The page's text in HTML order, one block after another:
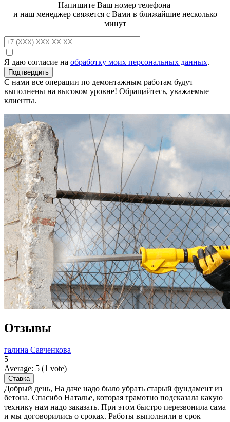
Напишите Ваш номер телефона
и наш менеджер свяжется с Вами в ближайшие несколько
минут
Я даю согласие на обработку моих персональных данных.
С нами все операции по демонтажным работам будут
выполнены на высоком уровне! Обращайтесь, уважаемые
клиенты.
Отзывы
галина Савченкова
5
Average: 5 (1 vote)
Добрый день, На даче надо было убрать старый фундамент из
бетона. Спасибо Наталье, которая грамотно подсказала какую
технику нам надо заказать. При этом быстро перезвонила сама
и мы договорились о сроках. Работы выполнили в срок